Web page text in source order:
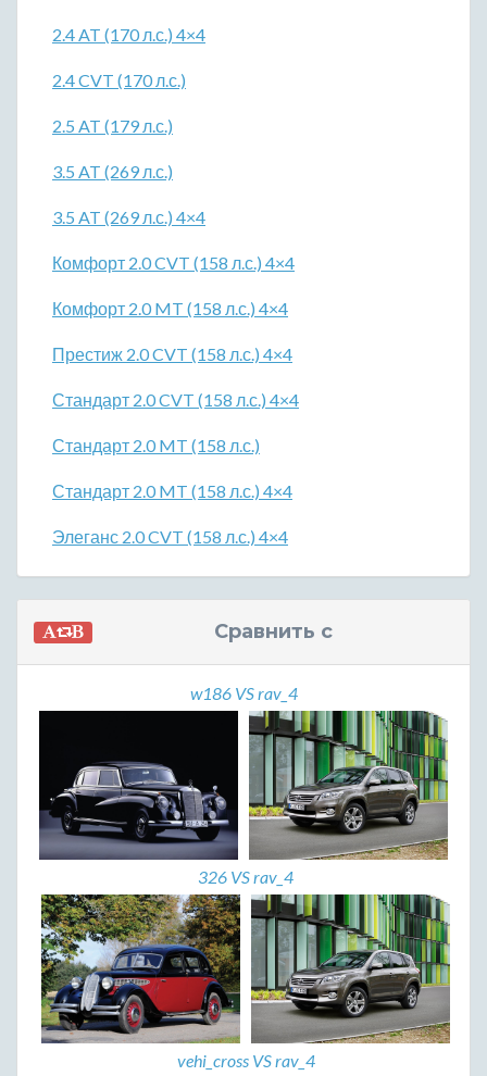
2.4 AT (170 л.с.) 4×4
2.4 CVT (170 л.с.)
2.5 AT (179 л.с.)
3.5 AT (269 л.с.)
3.5 AT (269 л.с.) 4×4
Комфорт 2.0 CVT (158 л.с.) 4×4
Комфорт 2.0 MT (158 л.с.) 4×4
Престиж 2.0 CVT (158 л.с.) 4×4
Стандарт 2.0 CVT (158 л.с.) 4×4
Стандарт 2.0 MT (158 л.с.)
Стандарт 2.0 MT (158 л.с.) 4×4
Элеганс 2.0 CVT (158 л.с.) 4×4
Сравнить с
w186 VS rav_4
326 VS rav_4
vehi_cross VS rav_4